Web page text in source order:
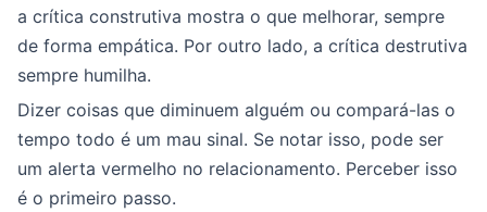
a crítica construtiva mostra o que melhorar, sempre
de forma empática. Por outro lado, a crítica destrutiva
sempre humilha.
Dizer coisas que diminuem alguém ou compará-las o
tempo todo é um mau sinal. Se notar isso, pode ser
um alerta vermelho no relacionamento. Perceber isso
é o primeiro passo.